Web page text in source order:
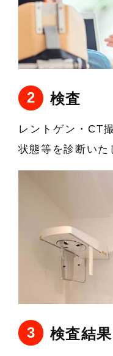
検査
レントゲン・CT
状態等を診断いた
検査結果